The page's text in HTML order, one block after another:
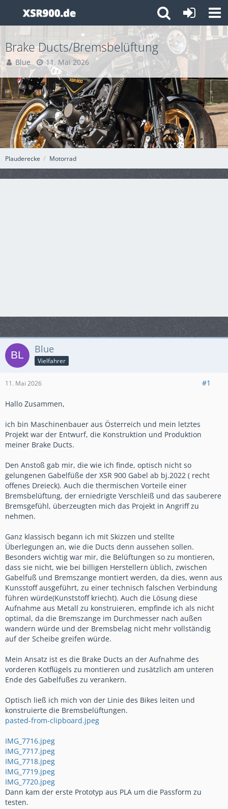
Plauderecke Motorrad
Brake Ducts/Bremsbelüftung
Blue 11. Mai 2026
Blue
Vielfahrer
11. Mai 2026 #1
Hallo Zusammen,
ich bin Maschinenbauer aus Österreich und mein letztes
Projekt war der Entwurf, die Konstruktion und Produktion
meiner Brake Ducts.
Den Anstoß gab mir, die wie ich finde, optisch nicht so
gelungenen Gabelfüße der XSR 900 Gabel ab bj.2022 ( recht
offenes Dreieck). Auch die thermischen Vorteile einer
Bremsbelüftung, der erniedrigte Verschleiß und das sauberere
Bremsgefühl, überzeugten mich das Projekt in Angriff zu
nehmen.
Ganz klassisch begann ich mit Skizzen und stellte
Überlegungen an, wie die Ducts denn aussehen sollen.
Besonders wichtig war mir, die Belüftungen so zu montieren,
dass sie nicht, wie bei billigen Herstellern üblich, zwischen
Gabelfuß und Bremszange montiert werden, da dies, wenn aus
Kunsstoff ausgeführt, zu einer technisch falschen Verbindung
führen würde(Kunststoff kriecht). Auch die Lösung diese
Aufnahme aus Metall zu konstruieren, empfinde ich als nicht
optimal, da die Bremszange im Durchmesser nach außen
wandern würde und der Bremsbelag nicht mehr vollständig
auf der Scheibe greifen würde.
Mein Ansatz ist es die Brake Ducts an der Aufnahme des
vorderen Kotflügels zu montieren und zusätzlich am unteren
Ende des Gabelfußes zu verankern.
Optisch ließ ich mich von der Linie des Bikes leiten und
konstruierte die Bremsbelüftungen.
pasted-from-clipboard.jpeg
IMG_7716.jpeg
IMG_7717.jpeg
IMG_7718.jpeg
IMG_7719.jpeg
IMG_7720.jpeg
Dann kam der erste Prototyp aus PLA um die Passform zu
testen.